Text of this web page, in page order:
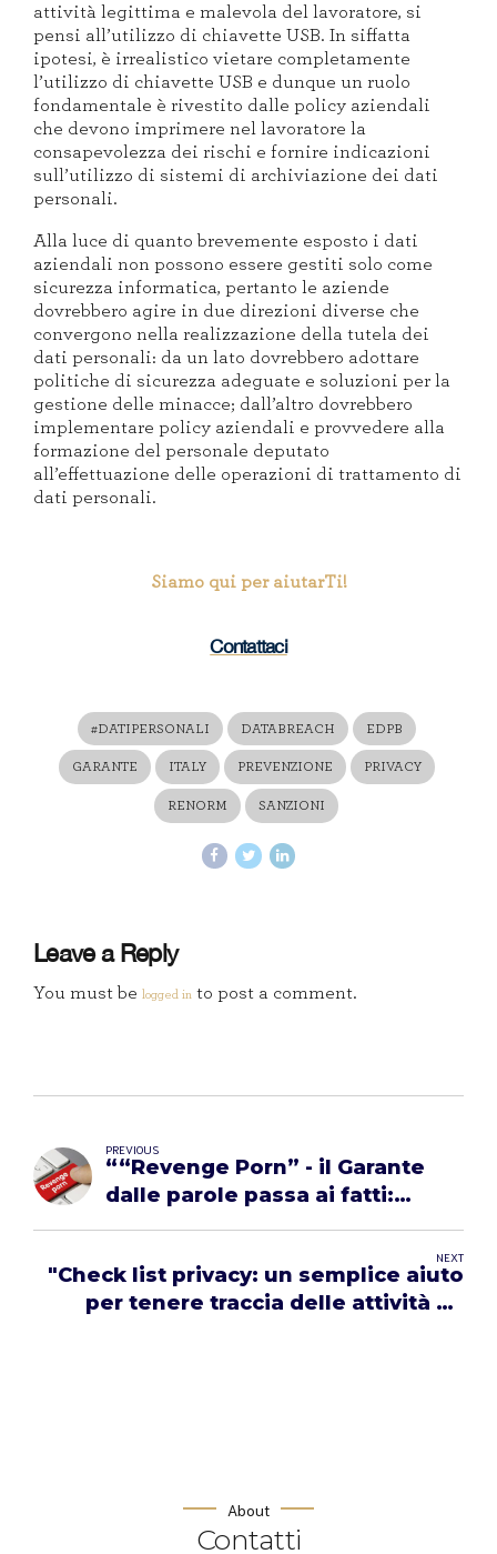
attività legittima e malevola del lavoratore, si
pensi all’utilizzo di chiavette USB. In siffatta
ipotesi, è irrealistico vietare completamente
l’utilizzo di chiavette USB e dunque un ruolo
fondamentale è rivestito dalle policy aziendali
che devono imprimere nel lavoratore la
consapevolezza dei rischi e fornire indicazioni
sull’utilizzo di sistemi di archiviazione dei dati
personali.
Alla luce di quanto brevemente esposto i dati
aziendali non possono essere gestiti solo come
sicurezza informatica, pertanto le aziende
dovrebbero agire in due direzioni diverse che
convergono nella realizzazione della tutela dei
dati personali: da un lato dovrebbero adottare
politiche di sicurezza adeguate e soluzioni per la
gestione delle minacce; dall’altro dovrebbero
implementare policy aziendali e provvedere alla
formazione del personale deputato
all’effettuazione delle operazioni di trattamento di
dati personali.
Siamo qui per aiutarTi!
Contattaci
#DATIPERSONALI DATABREACH EDPB
GARANTE ITALY PREVENZIONE PRIVACY
RENORM SANZIONI
Leave a Reply
You must be logged in to post a comment.
PREVIOUS
““Revenge Porn” - il Garante
dalle parole passa ai fatti:
immediatamente tutte le
misure possibili per impedire la
NEXT
"Check list privacy: un semplice aiuto
per tenere traccia delle attività da
About
Contatti